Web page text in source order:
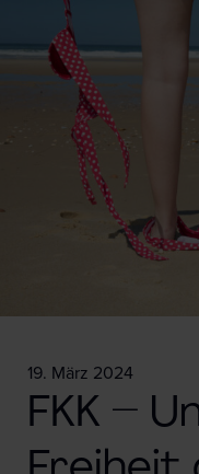
19. März 2024
FKK –